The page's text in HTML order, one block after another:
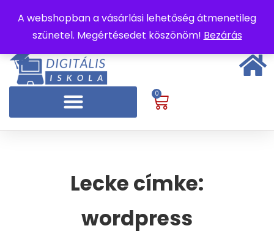
A webshopban a vásárlási lehetőség átmenetileg
szünetel. Megértésedet köszönöm! Bezárás
0
Lecke címke:
wordpress